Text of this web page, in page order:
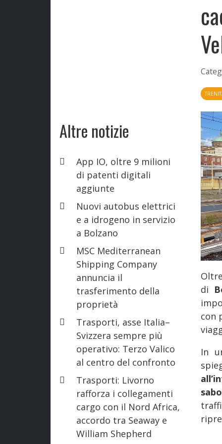
Altre notizie
App IO, oltre 9 milioni
di patenti digitali
aggiunte
Nuovi autobus elettrici
e a idrogeno in servizio
a Bolzano
MSC Mediterranean
Shipping Company
annuncia il
trasferimento della
proprietà
Trasporti, asse Italia–
Svizzera sempre più
operativo: Terzo Valico
al centro del confronto
Trasporti: Livorno
rafforza i collegamenti
cargo con il Nord Africa,
accordo tra Seaway e
William Shepherd
di
con
In